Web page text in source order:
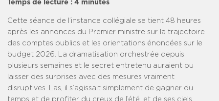
Temps de lecture : 4 minutes
Cette séance de l’instance collégiale se tient 48 heures
après les annonces du Premier ministre sur la trajectoire
des comptes publics et les orientations énoncées sur le
budget 2026. La dramatisation orchestrée depuis
plusieurs semaines et le secret entretenu auraient pu
laisser des surprises avec des mesures vraiment
disruptives. Las, il s’agissait simplement de gagner du
temps et de profiter du creux de l’été, et de ses ciels